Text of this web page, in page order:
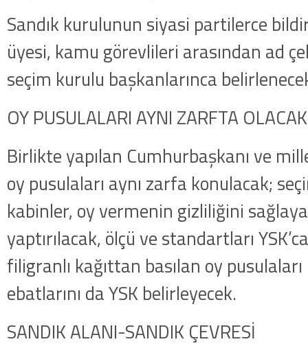
Sandık kurulunun siyasi partilerce
üyesi, kamu görevlileri arasından ad
seçim kurulu başkanlarınca
OY PUSULALARI AYNI ZARFTA OLACAK
Birlikte yapılan Cumhurbaşkanı ve
oy pusulaları aynı zarfa konulacak;
kabinler, oy vermenin gizliliğini
yaptırılacak, ölçü ve standartları
filigranlı kağıttan basılan oy
ebatlarını da YSK belirleyecek.
SANDIK ALANI-SANDIK ÇEVRESİ